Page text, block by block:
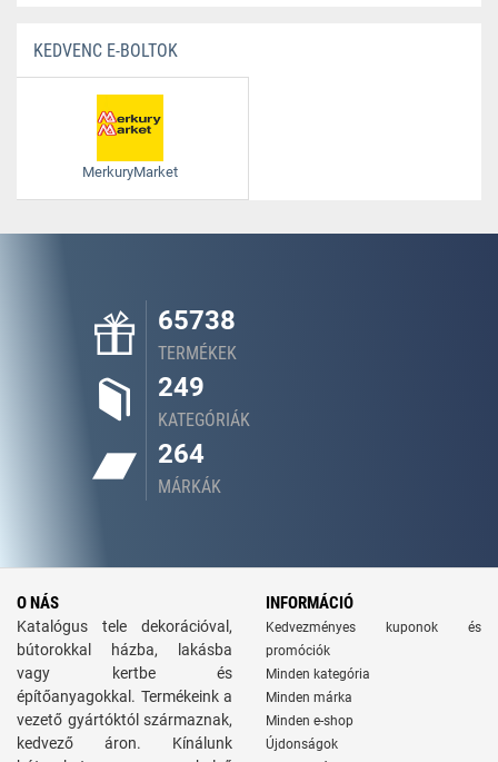
KEDVENC E-BOLTOK
MerkuryMarket
65738
TERMÉKEK
249
KATEGÓRIÁK
264
MÁRKÁK
O NÁS
Katalógus tele dekorációval,
bútorokkal házba, lakásba
vagy kertbe és
építőanyagokkal. Termékeink a
vezető gyártóktól származnak,
kedvező áron. Kínálunk
INFORMÁCIÓ
Kedvezményes kuponok és
promóciók
Minden kategória
Minden márka
Minden e-shop
Újdonságok